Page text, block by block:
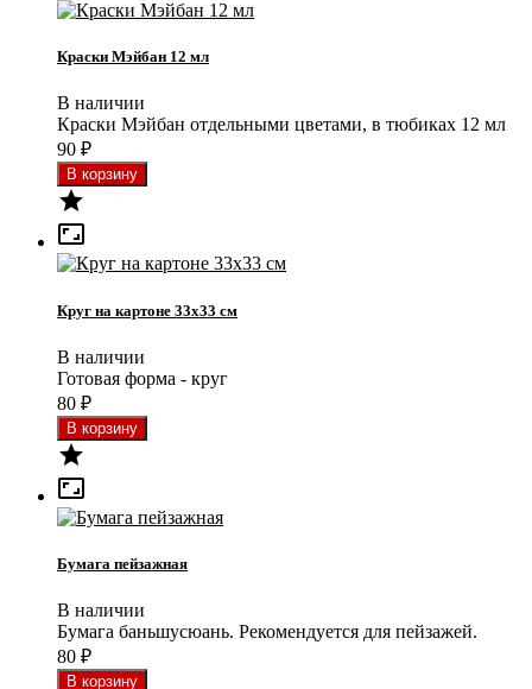
Краски Мэйбан 12 мл
В наличии
Краски Мэйбан отдельными цветами, в тюбиках 12 мл
90 ₽


Круг на картоне 33x33 см
В наличии
Готовая форма - круг
80 ₽


Бумага пейзажная
В наличии
Бумага баньшусюань. Рекомендуется для пейзажей.
80 ₽